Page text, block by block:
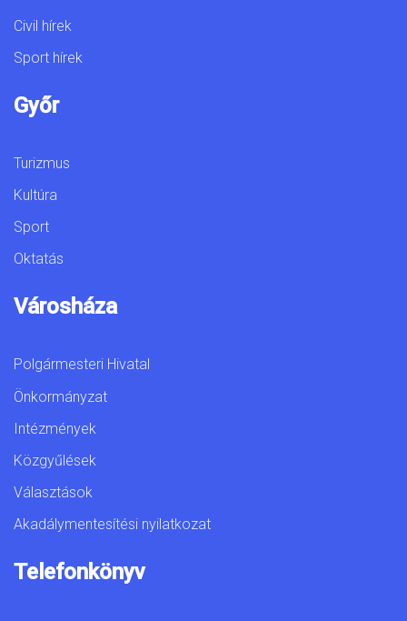
Civil hírek
Sport hírek
Győr
Turizmus
Kultúra
Sport
Oktatás
Városháza
Polgármesteri Hivatal
Önkormányzat
Intézmények
Közgyűlések
Választások
Akadálymentesítési nyilatkozat
Telefonkönyv